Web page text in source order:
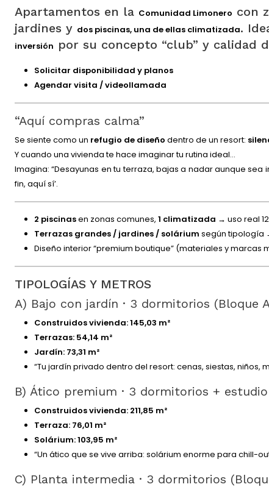
Apartamentos en la Comunidad Limonero con
jardines y dos piscinas, una de ellas climatizada.
inversión por su concepto “club” y calidad
Solicitar disponibilidad y planos
Agendar visita / videollamada
“Aquí compras calma”
Se siente como un refugio de diseño dentro de un resort:
Y cuando una vivienda te hace imaginar tu rutina ideal…
Imagina: “Desayunas en tu terraza, bajas a nadar aunque
fin, aquí sí’.
2 piscinasen zonas comunes, 1 climatizada → uso real
Terrazas grandes / jardines / solárium según tipología
Diseño interior “premium boutique” (materiales y marcas
TIPOLOGÍAS Y METROS
A) Bajo con jardín · 3 dormitorios (Bloque
Construidos vivienda:145,03 m²
Terrazas: 54,14 m²
Jardín: 73,31 m²
“Tu jardín privado dentro del resort: cenas, siestas, niños,
B) Ático premium · 3 dormitorios +
Construidos vivienda: 211,85 m²
Terraza: 76,01 m²
Solárium:103,95 m²
“Un ático que se vive arriba: solárium enorme para chill-
C) Planta intermedia · 3 dormitorios